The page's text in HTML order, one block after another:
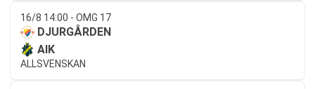
16/8 14:00 - OMG 17
DJURGÅRDEN
AIK
ALLSVENSKAN